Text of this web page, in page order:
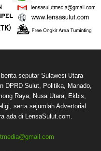
seputar Sulawesi Utara
DPRD Sulut, Politika, Manado,
Raya, Nusa Utara, Ekbis,
serta sejumlah Advertorial.
ada di LensaSulut.com.